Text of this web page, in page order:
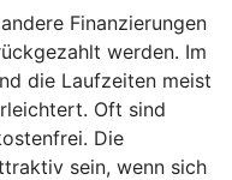
Finanzierungen
werden. Im
die Laufzeiten meist
Oft sind
Die
sein, wenn sich